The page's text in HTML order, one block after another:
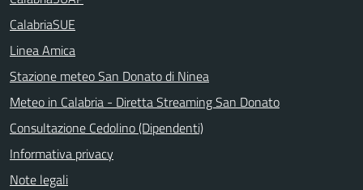
CalabriaSUE
Linea Amica
Stazione meteo San Donato di Ninea
Meteo in Calabria - Diretta Streaming San Donato
Consultazione Cedolino (Dipendenti)
Informativa privacy
Note legali